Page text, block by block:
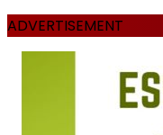
ADVERTISEMENT